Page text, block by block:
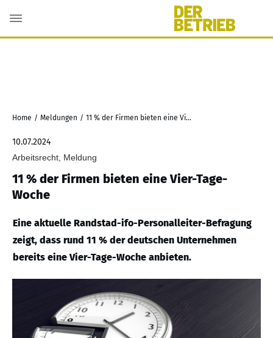
Home / Meldungen / 11 % der Firmen bieten eine Vier-Tage-Woche
10.07.2024
Arbeitsrecht, Meldung
11 % der Firmen bieten eine Vier-Tage-
Woche
Eine aktuelle Randstad-ifo-Personalleiter-Befragung
zeigt, dass rund 11 % der deutschen Unternehmen
bereits eine Vier-Tage-Woche anbieten.